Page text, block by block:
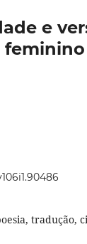
e
tradução,